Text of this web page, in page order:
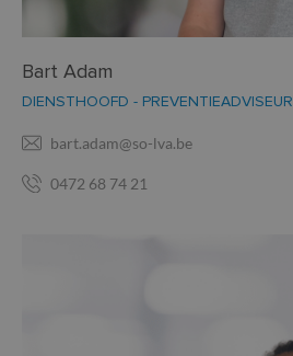
Bart Adam
DIENSTHOOFD - PREVENTIEADVISEUR
bart.adam@so-lva.be
0472 68 74 21